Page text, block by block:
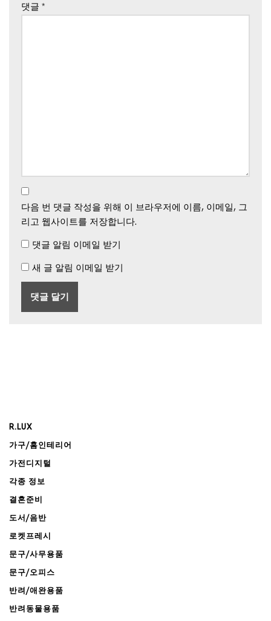
댓글 *
다음 번 댓글 작성을 위해 이 브라우저에 이름, 이메일, 그
리고 웹사이트를 저장합니다.
댓글 알림 이메일 받기
새 글 알림 이메일 받기
R.LUX
가구/홈인테리어
가전디지털
각종 정보
결혼준비
도서/음반
로켓프레시
문구/사무용품
문구/오피스
반려/애완용품
반려동물용품